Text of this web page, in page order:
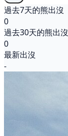
過去7天的熊出沒
0
過去30天的熊出沒
0
最新出沒
-